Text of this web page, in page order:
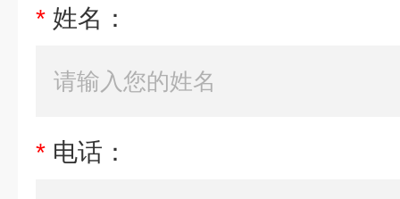
* 姓名：
* 电话：